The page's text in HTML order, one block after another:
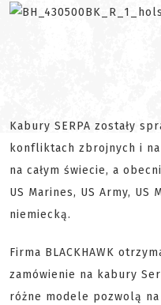
Kabury SERPA zostały
konfliktach zbrojnych i
na całym świecie, a
US Marines, US Army,
niemiecką.
Firma BLACKHAWK
zamówienie na kabury
różne modele pozwolą